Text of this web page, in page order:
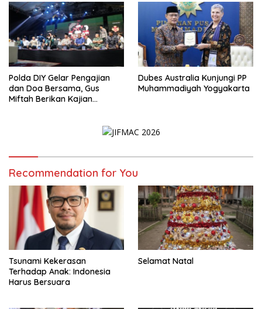
Polda DIY Gelar Pengajian
dan Doa Bersama, Gus
Miftah Berikan Kajian
Dubes Australia Kunjungi PP
Muhammadiyah Yogyakarta
Recommendation for You
Tsunami Kekerasan
Terhadap Anak: Indonesia
Harus Bersuara
Selamat Natal